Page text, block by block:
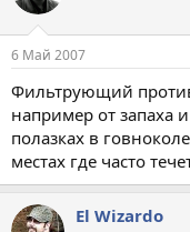
6 Май 2007
Фильтрующий
например от запаха
полазках в
местах где часто
El Wizardo